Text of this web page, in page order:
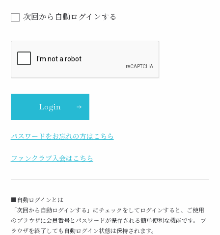
次回から自動ログインする
Login
パスワードをお忘れの方はこちら
ファンクラブ入会はこちら
■自動ログインとは
「次回から自動ログインする」にチェックをしてログインすると、ご使用
のブラウザに会員番号とパスワードが保存される簡単便利な機能です。 ブ
ラウザを終了しても自動ログイン状態は保持されます。